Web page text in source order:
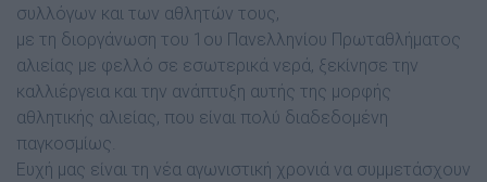
συλλόγων και των αθλητών τους,
µε τη διοργάνωση του 1ου Πανελληνίου Πρωταθλήµατος
αλιείας µε φελλό σε εσωτερικά νερά, ξεκίνησε την
καλλιέργεια και την ανάπτυξη αυτής της µορφής
αθλητικής αλιείας, που είναι πολύ διαδεδοµένη
παγκοσµίως.
Ευχή µας είναι τη νέα αγωνιστική χρονιά να συµµετάσχουν